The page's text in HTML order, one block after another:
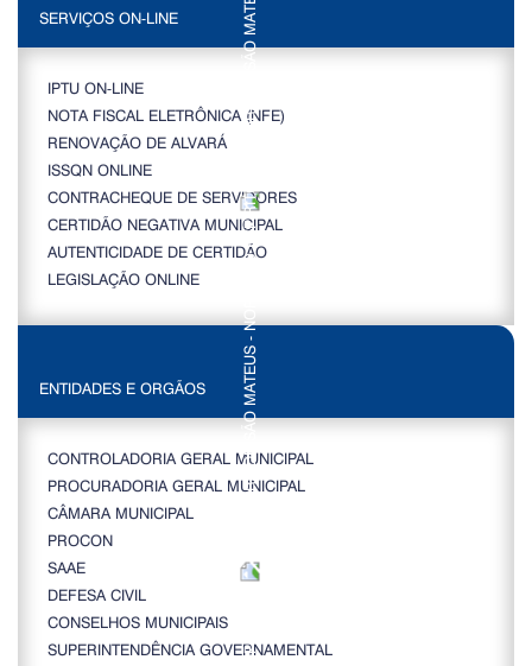
SERVIÇOS ON-LINE
IPTU ON-LINE
NOTA FISCAL ELETRÔNICA (NFE)
RENOVAÇÃO DE ALVARÁ
ISSQN ONLINE
CONTRACHEQUE DE SERVIDORES
CERTIDÃO NEGATIVA MUNICIPAL
AUTENTICIDADE DE CERTIDÃO
LEGISLAÇÃO ONLINE
ENTIDADES E ORGÃOS
CONTROLADORIA GERAL MUNICIPAL
PROCURADORIA GERAL MUNICIPAL
CÂMARA MUNICIPAL
PROCON
SAAE
DEFESA CIVIL
CONSELHOS MUNICIPAIS
SUPERINTENDÊNCIA GOVERNAMENTAL